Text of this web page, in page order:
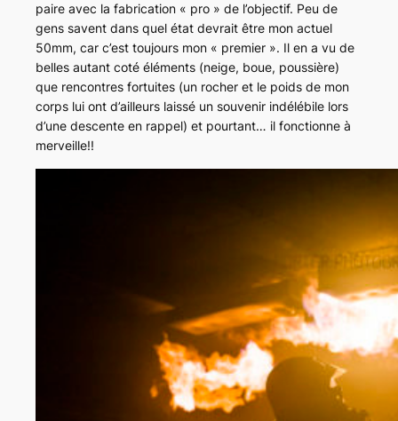
paire avec la fabrication « pro » de l’objectif. Peu de
gens savent dans quel état devrait être mon actuel
50mm, car c’est toujours mon « premier ». Il en a vu de
belles autant coté éléments (neige, boue, poussière)
que rencontres fortuites (un rocher et le poids de mon
corps lui ont d’ailleurs laissé un souvenir indélébile lors
d’une descente en rappel) et pourtant… il fonctionne à
merveille!!